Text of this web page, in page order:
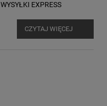
WYSYŁKI EXPRESS
CZYTAJ WIĘCEJ